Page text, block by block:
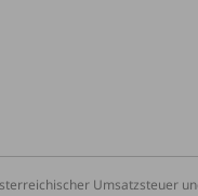
Umsatzsteuer